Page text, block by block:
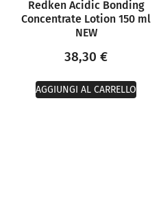
Redken Acidic Bonding
Concentrate Lotion 150 ml
NEW
38,30€
AGGIUNGI AL CARRELLO